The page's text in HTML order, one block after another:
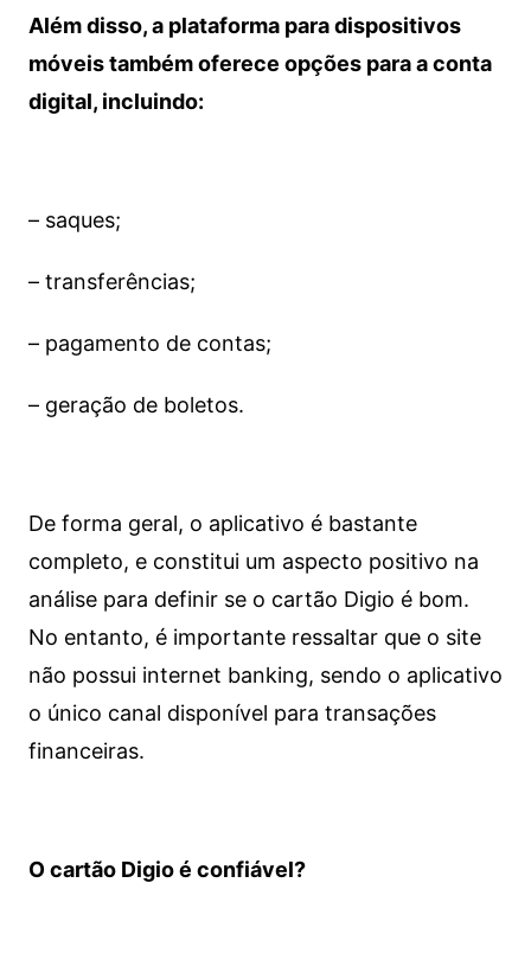
Além disso, a plataforma para dispositivos
móveis também oferece opções para a conta
digital, incluindo:
– saques;
– transferências;
– pagamento de contas;
– geração de boletos.
De forma geral, o aplicativo é bastante
completo, e constitui um aspecto positivo na
análise para definir se o cartão Digio é bom.
No entanto, é importante ressaltar que o site
não possui internet banking, sendo o aplicativo
o único canal disponível para transações
financeiras.
O cartão Digio é confiável?